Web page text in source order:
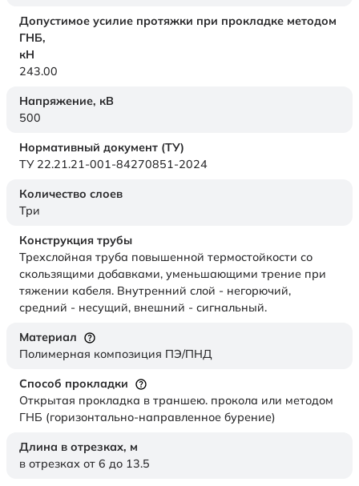
Допустимое усилие протяжки при прокладке методом
ГНБ,
кН
243.00
Напряжение, кВ
500
Нормативный документ (ТУ)
ТУ 22.21.21-001-84270851-2024
Количество слоев
Три
Конструкция трубы
Трехслойная труба повышенной термостойкости со
скользящими добавками, уменьшающими трение при
тяжении кабеля. Внутренний слой - негорючий,
средний - несущий, внешний - сигнальный.
Материал
Полимерная композиция ПЭ/ПНД
Способ прокладки
Открытая прокладка в траншею. прокола или методом
ГНБ (горизонтально-направленное бурение)
Длина в отрезках, м
в отрезках от 6 до 13.5